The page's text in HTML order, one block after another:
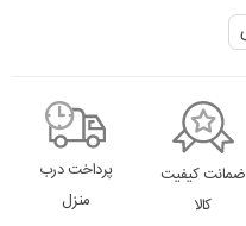
ضمانت کیفیت
کالا
پرداخت درب
منزل